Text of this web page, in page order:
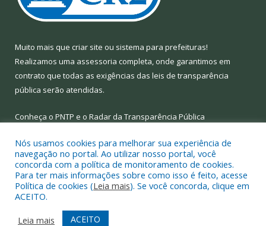
Muito mais que criar site ou sistema para prefeituras!
Realizamos uma assessoria completa, onde garantimos em
contrato que todas as exigências das leis de transparência
pública serão atendidas.
Conheça o PNTP e o Radar da Transparência Pública
Todos os direitos reservados a Prefeitura Municipal de Limoeiro
do Ajuru.
Mapa do Site
Acessar Área Administrativa
Nós usamos cookies para melhorar sua experiência de
navegação no portal. Ao utilizar nosso portal, você
concorda com a política de monitoramento de cookies.
Para ter mais informações sobre como isso é feito, acesse
Política de cookies (Leia mais). Se você concorda, clique em
ACEITO.
Leia mais
ACEITO